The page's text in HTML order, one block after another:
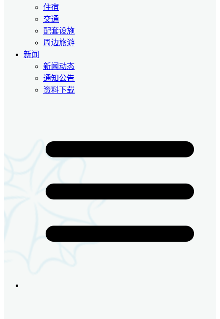
住宿
交通
配套设施
周边旅游
新闻
新闻动态
通知公告
资料下载